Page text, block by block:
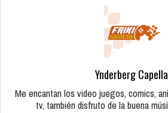
Ynderberg
Me encantan los video juegos, comics,
tv, también disfruto de la buena